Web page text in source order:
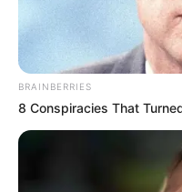
Auf einigen Seiten
Angebote integriert.
gekauft wird, ist das
BRAINBERRIES
8 Conspiracies That